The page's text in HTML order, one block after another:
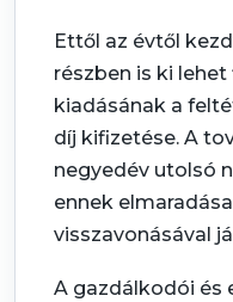
Ettől az évtől
részben is ki
kiadásának a
díj kifizetése. A
negyedév utolsó
ennek
visszavonásával
A gazdálkodói és